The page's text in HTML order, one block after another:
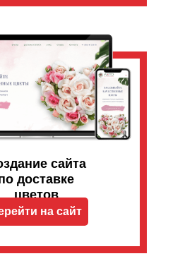
сайта
доставке
цветов
на сайт